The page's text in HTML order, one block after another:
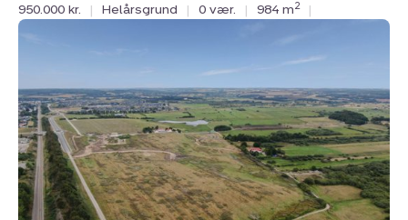
950.000 kr.
| Helårsgrund | 0 vær. | 984 m2 |
Helårsgrund:
9530
Støvring